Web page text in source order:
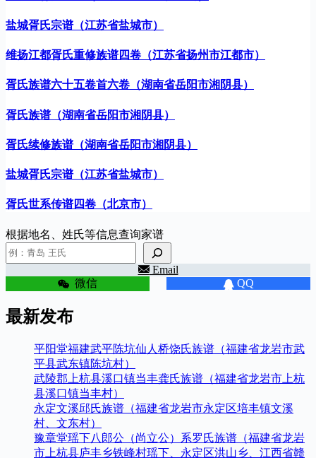
盐城胥氏宗谱（江苏省盐城市）
维扬江都胥氏重修族谱四卷（江苏省扬州市江都市）
胥氏族谱六十五卷首六卷（湖南省岳阳市湘阴县）
胥氏族谱（湖南省岳阳市湘阴县）
胥氏续修族谱（湖南省岳阳市湘阴县）
盐城胥氏宗谱（江苏省盐城市）
胥氏世系传谱四卷（北京市）
根据地名、姓氏等信息查询家谱
Email
微信 QQ
最新发布
平阳堂福建武平陈坑仙人桥饶氏族谱（福建省龙岩市武
平县武东镇陈坑村）
武陵郡上杭县溪口镇当丰龚氏族谱（福建省龙岩市上杭
县溪口镇当丰村）
永定文溪邱氏族谱（福建省龙岩市永定区培丰镇文溪
村、文东村）
豫章堂瑶下八郎公（尚立公）系罗氏族谱（福建省龙岩
市上杭县庐丰乡铁峰村瑶下、永定区洪山乡、江西省赣